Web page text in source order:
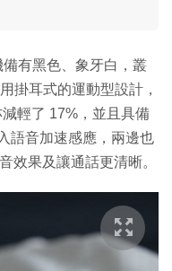
有黑色、象牙白，叢
掛耳式的運動型設計，
輕了 17%，並且具備
語音加速感應，兩邊也
效果及讓通話更清晰。